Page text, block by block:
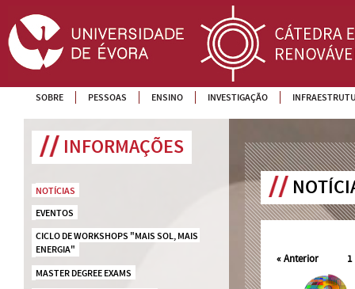
SOBRE PESSOAS ENSINO INVESTIGAÇÃO
INFORMAÇÕES
NOTÍCIAS
EVENTOS
CICLO DE WORKSHOPS "MAIS SOL, MAIS
ENERGIA"
MASTER DEGREE EXAMS
«Anterior 1